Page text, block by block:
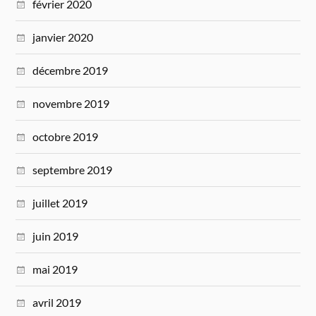
février 2020
janvier 2020
décembre 2019
novembre 2019
octobre 2019
septembre 2019
juillet 2019
juin 2019
mai 2019
avril 2019